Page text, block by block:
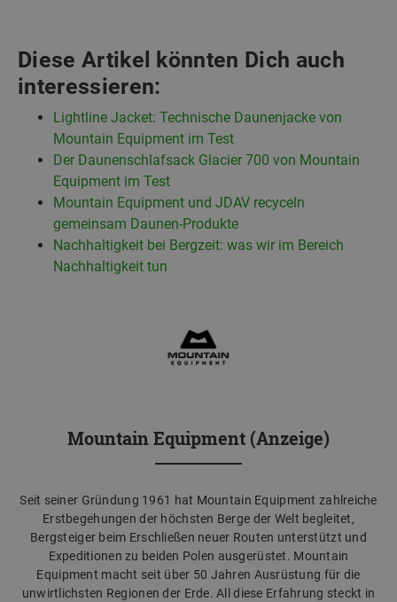
Diese Artikel könnten Dich auch
interessieren:
Lightline Jacket: Technische Daunenjacke von
Mountain Equipment im Test
Der Daunenschlafsack Glacier 700 von Mountain
Equipment im Test
Mountain Equipment und JDAV recyceln
gemeinsam Daunen-Produkte
Nachhaltigkeit bei Bergzeit: was wir im Bereich
Nachhaltigkeit tun
Mountain Equipment (Anzeige)
Seit seiner Gründung 1961 hat Mountain Equipment zahlreiche
Erstbegehungen der höchsten Berge der Welt begleitet,
Bergsteiger beim Erschließen neuer Routen unterstützt und
Expeditionen zu beiden Polen ausgerüstet. Mountain
Equipment macht seit über 50 Jahren Ausrüstung für die
unwirtlichsten Regionen der Erde. All diese Erfahrung steckt in